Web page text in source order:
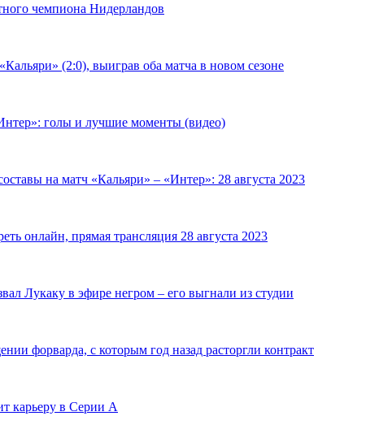
чемпиона Нидерландов
(2:0), выиграв оба матча в новом сезоне
голы и лучшие моменты (видео)
на матч «Кальяри» – «Интер»: 28 августа 2023
онлайн, прямая трансляция 28 августа 2023
Лукаку в эфире негром – его выгнали из студии
форварда, с которым год назад расторгли контракт
карьеру в Серии А